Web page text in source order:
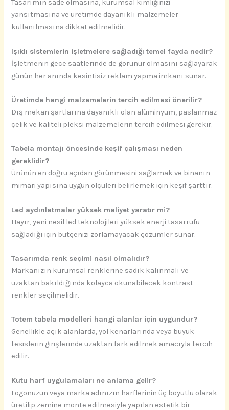
Tasarımın sade olmasına, kurumsal kimliğinizi
yansıtmasına ve üretimde dayanıklı malzemeler
kullanılmasına dikkat edilmelidir.
Işıklı sistemlerin işletmelere sağladığı temel fayda nedir?
İşletmenin gece saatlerinde de görünür olmasını sağlayarak
günün her anında kesintisiz reklam yapma imkanı sunar.
Üretimde hangi malzemelerin tercih edilmesi önerilir?
Dış mekan şartlarına dayanıklı olan alüminyum, paslanmaz
çelik ve kaliteli pleksi malzemelerin tercih edilmesi gerekir.
Tabela montajı öncesinde keşif çalışması neden
gereklidir?
Ürünün en doğru açıdan görünmesini sağlamak ve binanın
mimari yapısına uygun ölçüleri belirlemek için keşif şarttır.
Led aydınlatmalar yüksek maliyet yaratır mi?
Hayır, yeni nesil led teknolojileri yüksek enerji tasarrufu
sağladığı için bütçenizi zorlamayacak çözümler sunar.
Tasarımda renk seçimi nasıl olmalıdır?
Markanızın kurumsal renklerine sadık kalınmalı ve
uzaktan bakıldığında kolayca okunabilecek kontrast
renkler seçilmelidir.
Totem tabela modelleri hangi alanlar için uygundur?
Genellikle açık alanlarda, yol kenarlarında veya büyük
tesislerin girişlerinde uzaktan fark edilmek amacıyla tercih
edilir.
Kutu harf uygulamaları ne anlama gelir?
Logonuzun veya marka adınızın harflerinin üç boyutlu olarak
üretilip zemine monte edilmesiyle yapılan estetik bir